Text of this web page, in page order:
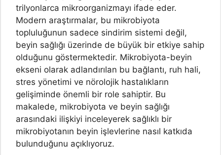
trilyonlarca mikroorganizmayı ifade eder.
Modern araştırmalar, bu mikrobiyota
topluluğunun sadece sindirim sistemi değil,
beyin sağlığı üzerinde de büyük bir etkiye sahip
olduğunu göstermektedir. Mikrobiyota-beyin
ekseni olarak adlandırılan bu bağlantı, ruh hali,
stres yönetimi ve nörolojik hastalıkların
gelişiminde önemli bir role sahiptir. Bu
makalede, mikrobiyota ve beyin sağlığı
arasındaki ilişkiyi inceleyerek sağlıklı bir
mikrobiyotanın beyin işlevlerine nasıl katkıda
bulunduğunu açıklıyoruz.